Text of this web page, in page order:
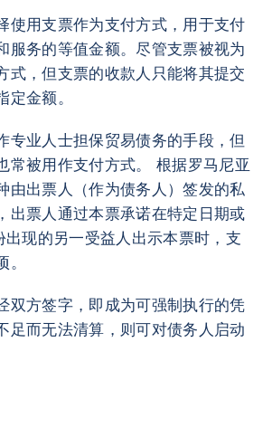
使用支票作为支付方式，用于支付
服务的等值金额。尽管支票被视为
式，但支票的收款人只能将其提交
定金额。
专业人士担保贸易债务的手段，但
常被用作支付方式。 根据罗马尼亚
由出票人（作为债务人）签发的私
出票人通过本票承诺在特定日期或
出现的另一受益人出示本票时，支
。
双方签字，即成为可强制执行的凭
足而无法清算，则可对债务人启动